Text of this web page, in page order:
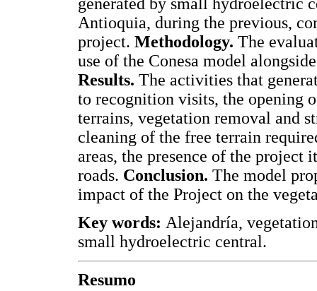
generated by small hydroelectric
Antioquia, during the previous,
project. Methodology. The
use of the Conesa model
Results. The activities that
to recognition visits, the opening
terrains, vegetation removal and
cleaning of the free terrain
areas, the presence of the project
roads. Conclusion. The model
impact of the Project on the
Key words: Alejandría,
small hydroelectric central.
Resumo